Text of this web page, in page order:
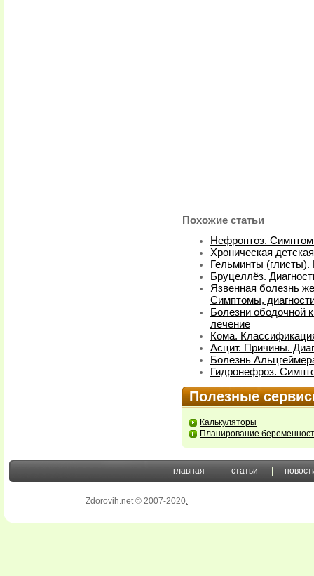
Похожие статьи
Нефроптоз.
Хроническая
Гельминты (глисты).
Бруцеллёз.
Язвенная болезнь
Симптомы,
Болезни ободочной
лечение
Кома.
Асцит. Причины.
Болезнь
Гидронефроз.
Полезные
Калькуляторы
Планирование
главная статьи
Zdorovih.net © 2007-2020